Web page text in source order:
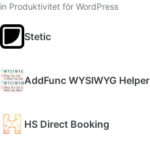
in Produktivitet för WordPress
Stetic
AddFunc WYSIWYG Helper
HS Direct Booking